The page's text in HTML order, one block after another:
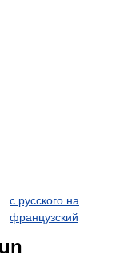
с русского на
французский